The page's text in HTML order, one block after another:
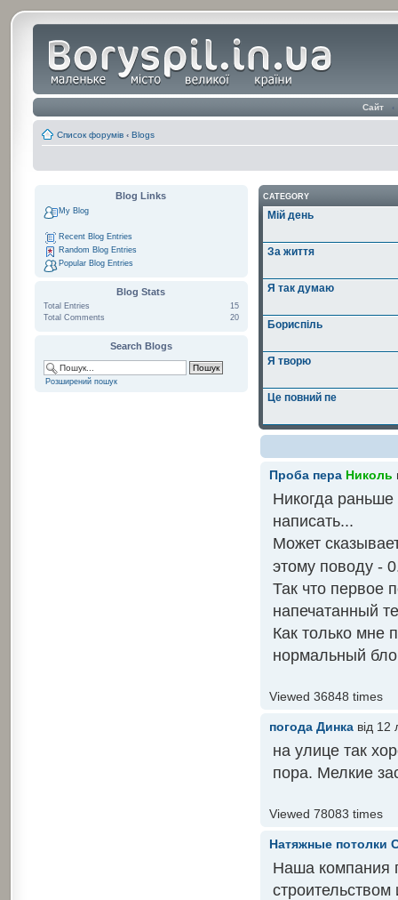
Сайт ‹
Список форумів ‹ Blogs
Blog Links
My Blog
Recent Blog Entries
Random Blog Entries
Popular Blog Entries
Blog Stats
15
Total Entries
20
Total Comments
Search Blogs
Розширений пошук
CATEGORY
Мій день
За життя
Я так думаю
Бориспіль
Я творю
Це повний пе
Проба пера Николь
Никогда
написать...
Может
этому поводу -
Так что первое
напечатанный
Как только мне
нормальный
Viewed 36848 times
погода Динкавід 12
на улице так
пора. Мелкие
Viewed 78083 times
Натяжные потолки
Наша компания